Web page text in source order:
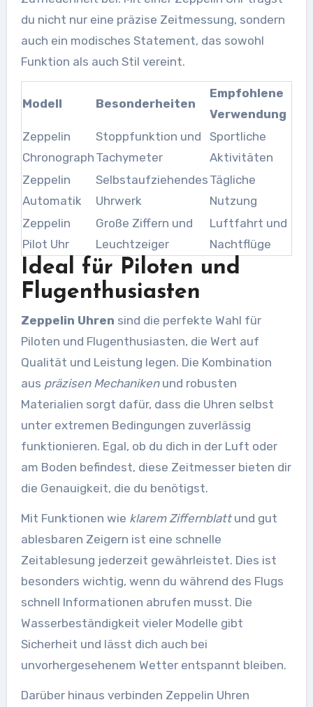
du nicht nur eine präzise Zeitmessung, sondern
auch ein modisches Statement, das sowohl
Funktion als auch Stil vereint.
Modell Besonderheiten
Empfohlene
Verwendung
Zeppelin
Chronograph
Stoppfunktion und
Tachymeter
Sportliche
Aktivitäten
Zeppelin
Automatik
Selbstaufziehendes
Uhrwerk
Tägliche
Nutzung
Zeppelin
Pilot Uhr
Große Ziffern und
Leuchtzeiger
Luftfahrt und
Nachtflüge
Ideal für Piloten und
Flugenthusiasten
Zeppelin Uhren sind die perfekte Wahl für
Piloten und Flugenthusiasten, die Wert auf
Qualität und Leistung legen. Die Kombination
aus präzisen Mechanikenund robusten
Materialien sorgt dafür, dass die Uhren selbst
unter extremen Bedingungen zuverlässig
funktionieren. Egal, ob du dich in der Luft oder
am Boden befindest, diese Zeitmesser bieten dir
die Genauigkeit, die du benötigst.
Mit Funktionen wie klarem Ziffernblattund gut
ablesbaren Zeigern ist eine schnelle
Zeitablesung jederzeit gewährleistet. Dies ist
besonders wichtig, wenn du während des Flugs
schnell Informationen abrufen musst. Die
Wasserbeständigkeit vieler Modelle gibt
Sicherheit und lässt dich auch bei
unvorhergesehenem Wetter entspannt bleiben.
Darüber hinaus verbinden Zeppelin Uhren